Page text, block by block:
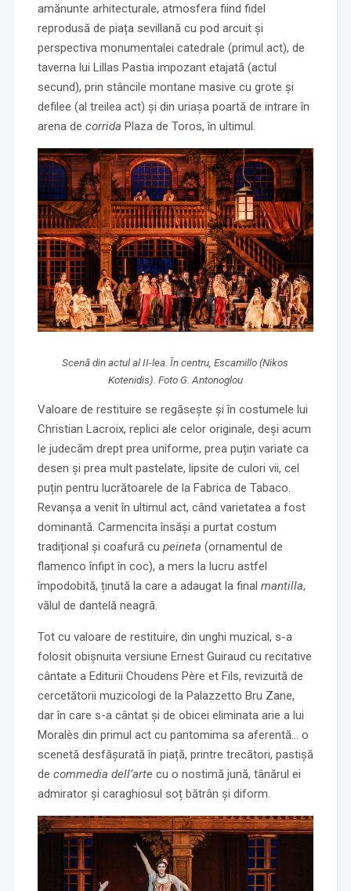
amănunte arhitecturale, atmosfera fiind fidel
reprodusă de piața sevillană cu pod arcuit și
perspectiva monumentalei catedrale (primul act), de
taverna lui Lillas Pastia impozant etajată (actul
secund), prin stâncile montane masive cu grote și
defilee (al treilea act) și din uriașa poartă de intrare în
arena de corrida Plaza de Toros, în ultimul.
Scenă din actul al II-lea. În centru, Escamillo (Nikos
Kotenidis). Foto G. Antonoglou
Valoare de restituire se regăsește și în costumele lui
Christian Lacroix, replici ale celor originale, deși acum
le judecăm drept prea uniforme, prea puțin variate ca
desen și prea mult pastelate, lipsite de culori vii, cel
puțin pentru lucrătoarele de la Fabrica de Tabaco.
Revanșa a venit în ultimul act, când varietatea a fost
dominantă. Carmencita însăși a purtat costum
tradițional și coafură cu peineta (ornamentul de
flamenco înfipt în coc), a mers la lucru astfel
împodobită, ținută la care a adaugat la final mantilla,
vălul de dantelă neagră.
Tot cu valoare de restituire, din unghi muzical, s-a
folosit obișnuita versiune Ernest Guiraud cu recitative
cântate a Editurii Choudens Père et Fils, revizuită de
cercetătorii muzicologi de la Palazzetto Bru Zane,
dar în care s-a cântat și de obicei eliminata arie a lui
Moralès din primul act cu pantomima sa aferentă… o
scenetă desfășurată în piață, printre trecători, pastișă
de commedia dell’arte cu o nostimă jună, tânărul ei
admirator și caraghiosul soț bătrân și diform.